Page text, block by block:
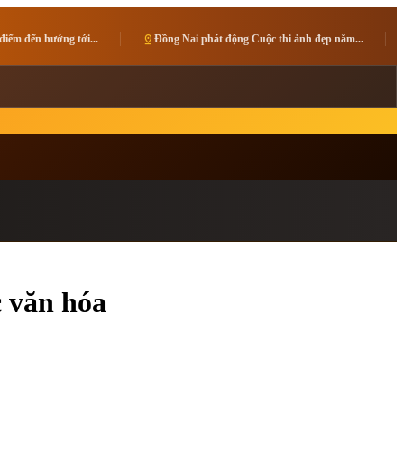
pin_dropĐồng Nai phát động Cuộc thi ảnh đẹp năm... pin_dropGiải vô địch
hóa